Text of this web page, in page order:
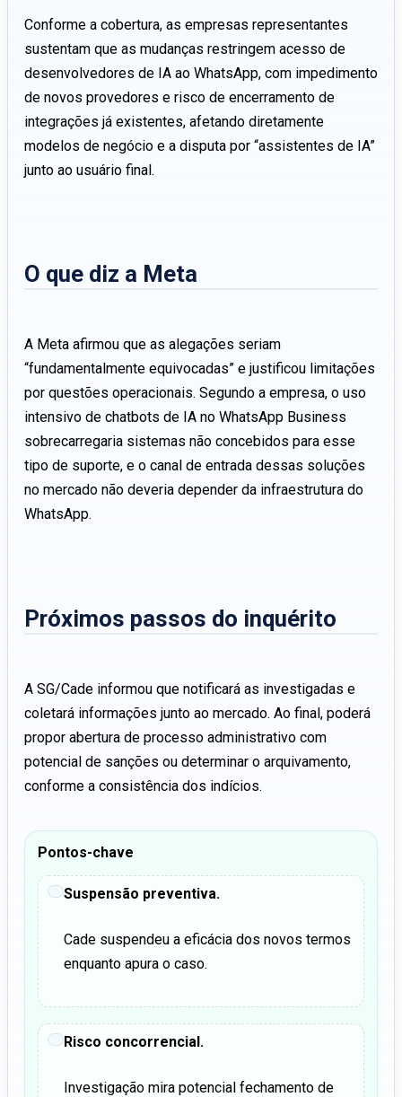
Conforme a cobertura, as empresas representantes
sustentam que as mudanças restringem acesso de
desenvolvedores de IA ao WhatsApp, com impedimento
de novos provedores e risco de encerramento de
integrações já existentes, afetando diretamente
modelos de negócio e a disputa por “assistentes de IA”
junto ao usuário final.
O que diz a Meta
A Meta afirmou que as alegações seriam
“fundamentalmente equivocadas” e justificou limitações
por questões operacionais. Segundo a empresa, o uso
intensivo de chatbots de IA no WhatsApp Business
sobrecarregaria sistemas não concebidos para esse
tipo de suporte, e o canal de entrada dessas soluções
no mercado não deveria depender da infraestrutura do
WhatsApp.
Próximos passos do inquérito
A SG/Cade informou que notificará as investigadas e
coletará informações junto ao mercado. Ao final, poderá
propor abertura de processo administrativo com
potencial de sanções ou determinar o arquivamento,
conforme a consistência dos indícios.
Pontos-chave
Suspensão preventiva.
Cade suspendeu a eficácia dos novos termos
enquanto apura o caso.
Risco concorrencial.
Investigação mira potencial fechamento de